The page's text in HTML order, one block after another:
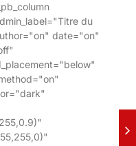
du
date="on"